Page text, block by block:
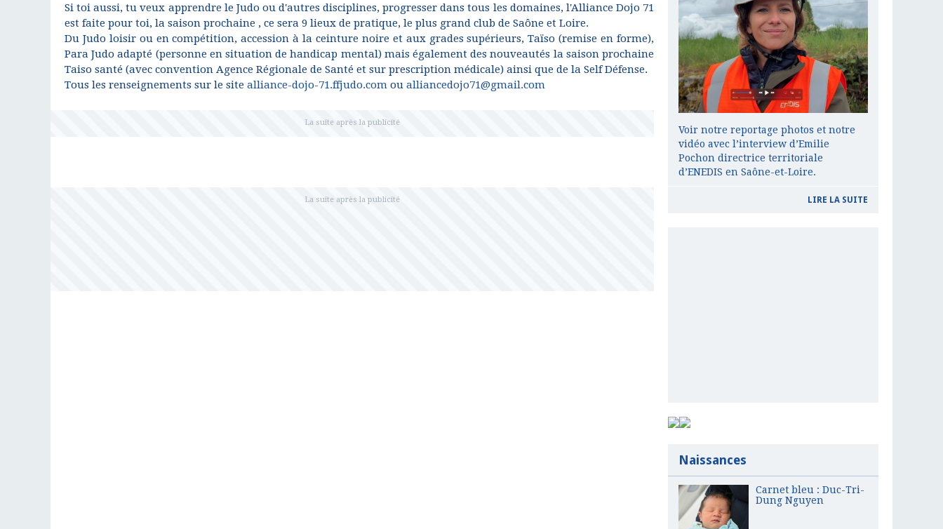
Si toi aussi, tu veux apprendre le Judo ou d'autres disciplines, progresser dans tous les domaines, l'Alliance Dojo 71
est faite pour toi, la saison prochaine , ce sera 9 lieux de pratique, le plus grand club de Saône et Loire.
Du Judo loisir ou en compétition, accession à la ceinture noire et aux grades supérieurs, Taïso (remise en forme),
Para Judo adapté (personne en situation de handicap mental) mais également des nouveautés la saison prochaine
Taiso santé (avec convention Agence Régionale de Santé et sur prescription médicale) ainsi que de la Self Défense.
Tous les renseignements sur le site alliance-dojo-71.ffjudo.com ou alliancedojo71@gmail.com
Voir notre reportage photos et notre
vidéo avec l’interview d’Emilie
Pochon directrice territoriale
d’ENEDIS en Saône-et-Loire.
LIRE LA SUITE
Naissances
Carnet bleu : Duc-Tri-
Dung Nguyen